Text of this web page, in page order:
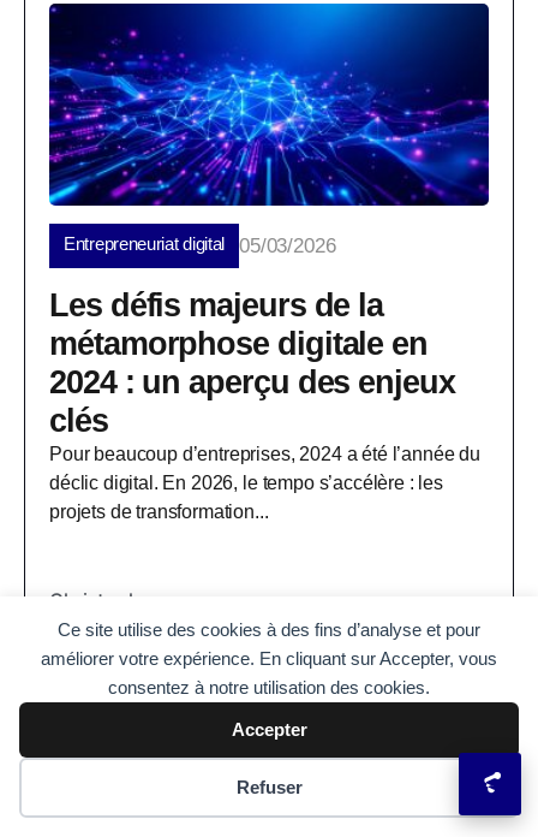
Ce site utilise des cookies à des fins d’analyse et pour
améliorer votre expérience. En cliquant sur Accepter, vous
consentez à notre utilisation des cookies.
Accepter
Refuser
Préférences des cookies
Entrepreneuriat digital 05/03/2026
Les défis majeurs de la
métamorphose digitale en
2024 : un aperçu des enjeux
clés
Pour beaucoup d’entreprises, 2024 a été l’année du
déclic digital. En 2026, le tempo s’accélère : les
projets de transformation...
Christophe